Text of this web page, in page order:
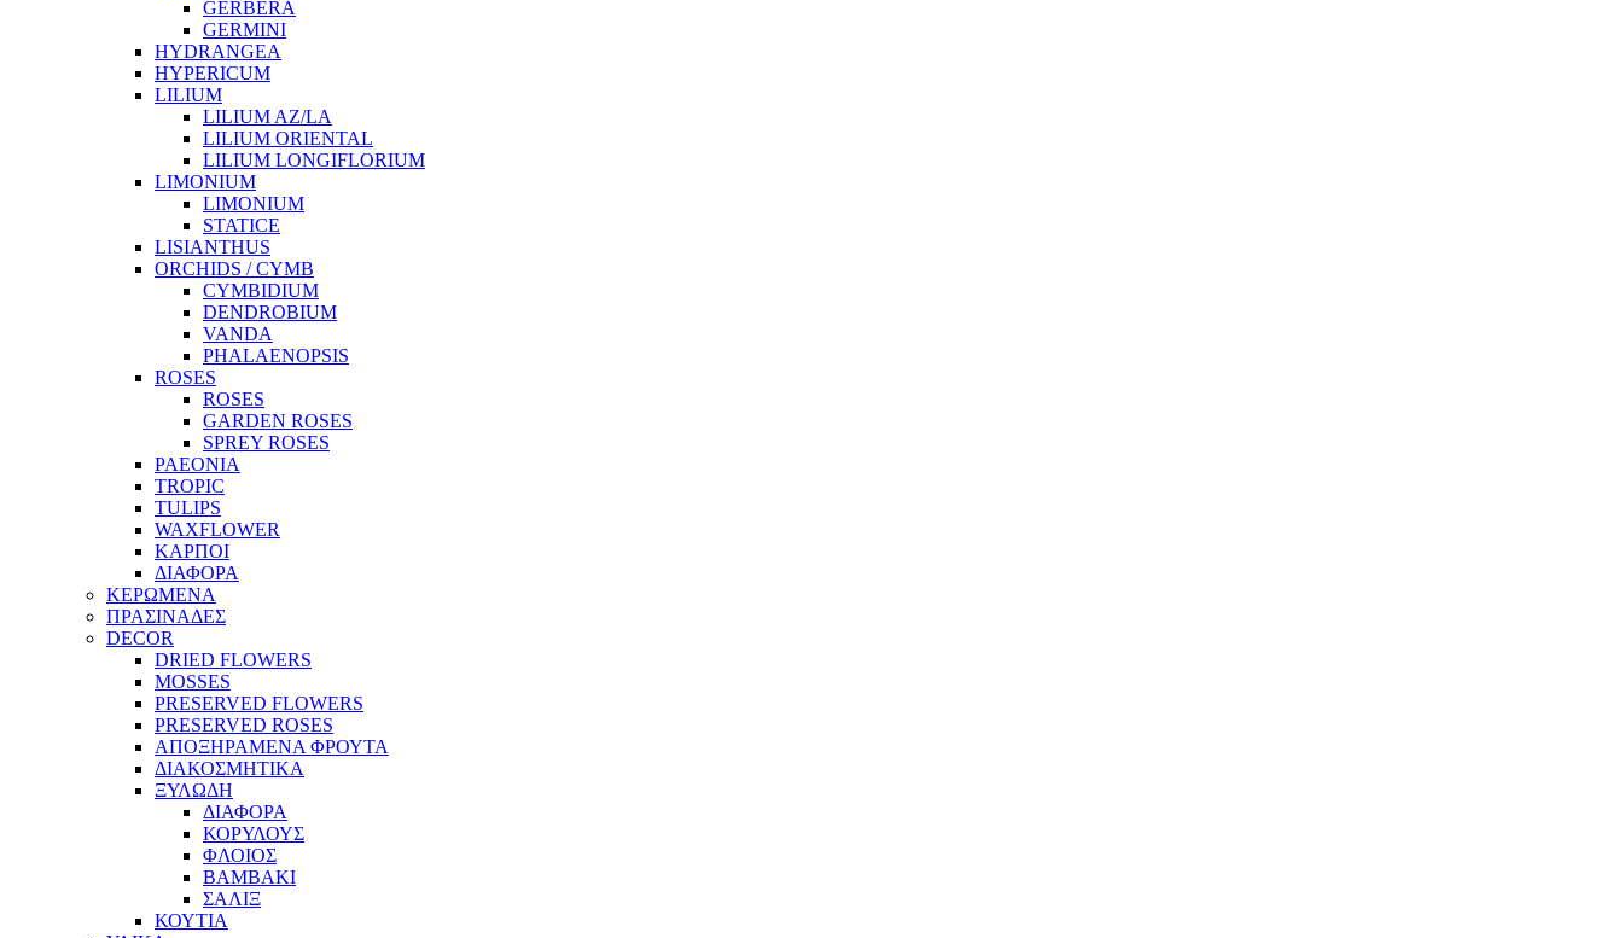
GERBERA
GERMINI
HYDRANGEA
HYPERICUM
LILIUM
LILIUM AZ/LA
LILIUM ORIENTAL
LILIUM LONGIFLORIUM
LIMONIUM
LIMONIUM
STATICE
LISIANTHUS
ORCHIDS / CYMB
CYMBIDIUM
DENDROBIUM
VANDA
PHALAENOPSIS
ROSES
ROSES
GARDEN ROSES
SPREY ROSES
PAEONIA
TROPIC
TULIPS
WAXFLOWER
ΚΑΡΠΟΙ
ΔΙΑΦΟΡΑ
ΚΕΡΩΜΕΝΑ
ΠΡΑΣΙΝΑΔΕΣ
DECOR
DRIED FLOWERS
MOSSES
PRESERVED FLOWERS
PRESERVED ROSES
ΑΠΟΞΗΡΑΜΕΝΑ ΦΡΟΥΤΑ
ΔΙΑΚΟΣΜΗΤΙΚΑ
ΞΥΛΩΔΗ
ΔΙΑΦΟΡΑ
ΚΟΡΥΛΟΥΣ
ΦΛΟΙΟΣ
ΒΑΜΒΑΚΙ
ΣΑΛΙΞ
ΚΟΥΤΙΑ